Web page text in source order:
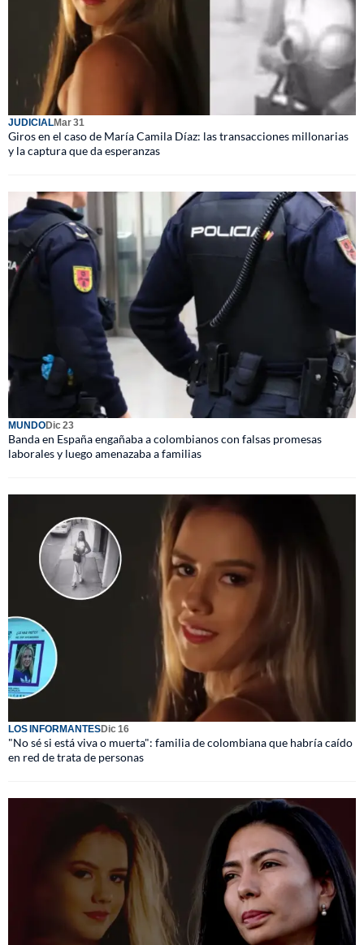
JUDICIALMar 31
Giros en el caso de María Camila Díaz: las transacciones millonarias
y la captura que da esperanzas
MUNDODic 23
Banda en España engañaba a colombianos con falsas promesas
laborales y luego amenazaba a familias
LOS INFORMANTESDic 16
"No sé si está viva o muerta": familia de colombiana que habría caído
en red de trata de personas